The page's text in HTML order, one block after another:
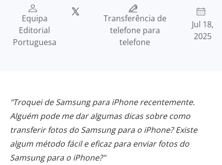
Equipa
Editorial
Portuguesa
Transferência de
telefone para
telefone
Jul 18,
2025
"Troquei de Samsung para iPhone recentemente.
Alguém pode me dar algumas dicas sobre como
transferir fotos do Samsung para o iPhone? Existe
algum método fácil e eficaz para enviar fotos do
Samsung para o iPhone?"